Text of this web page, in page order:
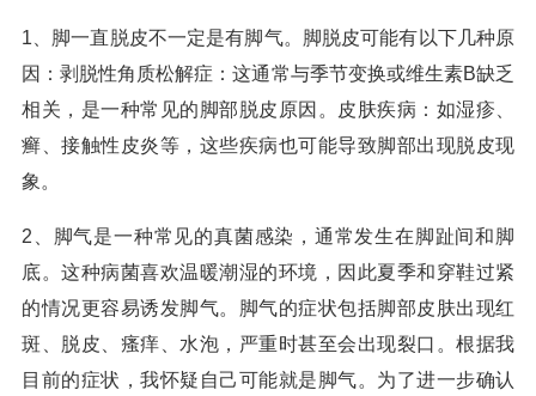
1、脚一直脱皮不一定是有脚气。脚脱皮可能有以下几种原
因：剥脱性角质松解症：这通常与季节变换或维生素B缺乏
相关，是一种常见的脚部脱皮原因。皮肤疾病：如湿疹、
癣、接触性皮炎等，这些疾病也可能导致脚部出现脱皮现
象。
2、脚气是一种常见的真菌感染，通常发生在脚趾间和脚
底。这种病菌喜欢温暖潮湿的环境，因此夏季和穿鞋过紧
的情况更容易诱发脚气。脚气的症状包括脚部皮肤出现红
斑、脱皮、瘙痒、水泡，严重时甚至会出现裂口。根据我
目前的症状，我怀疑自己可能就是脚气。为了进一步确认